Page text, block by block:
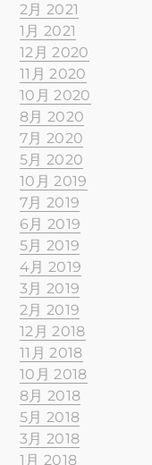
2月 2021
1月 2021
12月 2020
11月 2020
10月 2020
8月 2020
7月 2020
5月 2020
10月 2019
7月 2019
6月 2019
5月 2019
4月 2019
3月 2019
2月 2019
12月 2018
11月 2018
10月 2018
8月 2018
5月 2018
3月 2018
1月 2018